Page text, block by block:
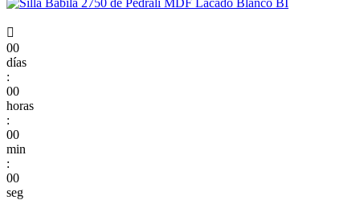

00
días
:
00
horas
:
00
min
:
00
seg